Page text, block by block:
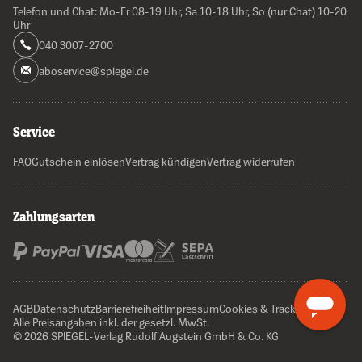
Telefon und Chat: Mo-Fr 08-19 Uhr, Sa 10-18 Uhr, So (nur Chat) 10-20
Uhr
040 3007-2700
aboservice@spiegel.de
Service
FAQGutschein einlösenVertrag kündigenVertrag widerrufen
Zahlungsarten
AGBDatenschutzBarrierefreiheitImpressumCookies & Tracking
Alle Preisangaben inkl. der gesetzl. MwSt.
© 2026 SPIEGEL-Verlag Rudolf Augstein GmbH & Co. KG